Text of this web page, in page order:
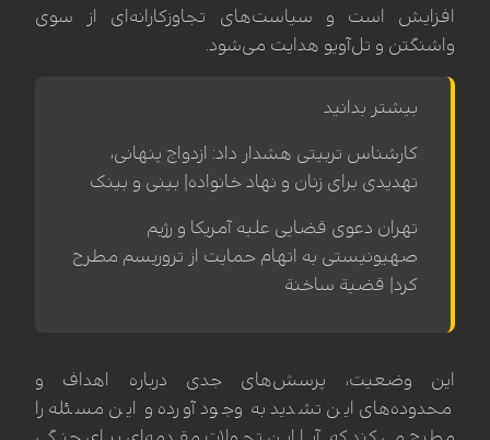
افزایش است و سیاست‌های تجاوزکارانه‌ای از سوی
واشنگتن و تل‌آویو هدایت می‌شود.
بیشتر بدانید
کارشناس تربیتی هشدار داد: ازدواج پنهانی،
تهدیدی برای زنان و نهاد خانواده| بینی و بینک
تهران دعوی قضایی علیه آمریکا و رژیم
صهیونیستی به اتهام حمایت از تروریسم مطرح
کرد| قضیة ساخنة
این وضعیت، پرسش‌های جدی درباره اهداف و
محدوده‌های این تشدید به وجود آورده و این مسئله را
مطرح می‌کند که آیا این تحولات مقدمه‌ای برای جنگی